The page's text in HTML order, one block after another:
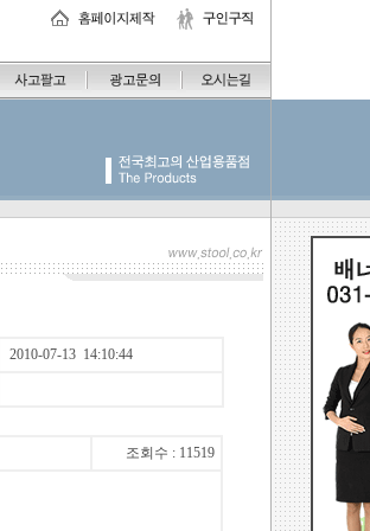
2010-07-13 14:10:44
조회수 : 11519